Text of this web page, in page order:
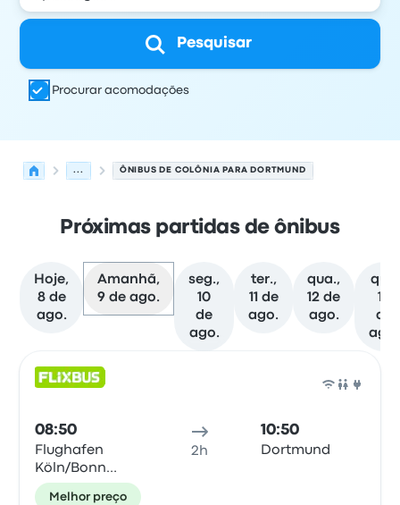
Pesquisar
Procurar acomodações
... ÔNIBUS DE COLÔNIA PARA DORTMUND
Próximas partidas de ônibus
Hoje,
8 de
ago.
Amanhã,
9 de ago.
seg.,
10
de
ago.
ter.,
11 de
ago.
qua.,
12 de
ago.
qui.,
13
de
ago.
08:50
Flughafen
Köln/Bonn
Airport (CGN)
2h
10:50
Dortmund
Melhor preço